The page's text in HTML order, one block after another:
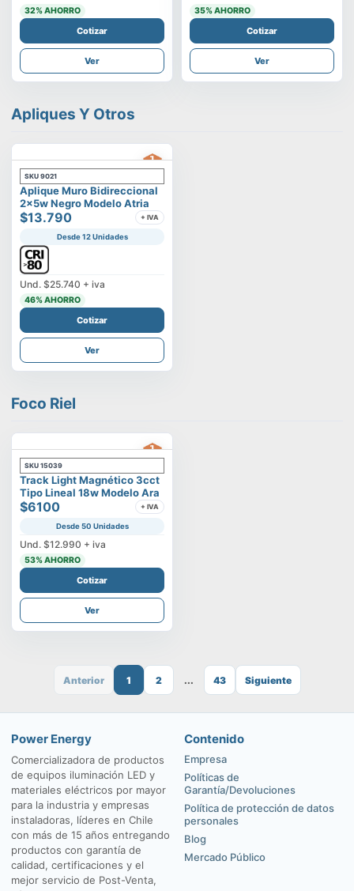
32% AHORRO
Cotizar
Ver
35% AHORRO
Cotizar
Ver
Apliques Y Otros
SKU 9021
Aplique Muro Bidireccional
2x5w Negro Modelo Atria
$13.790 + IVA
Desde 12 Unidades
Und. $25.740 + iva
46% AHORRO
Cotizar
Ver
Foco Riel
SKU 15039
Track Light Magnético 3cct
Tipo Lineal 18w Modelo Ara
$6100 + IVA
Desde 50 Unidades
Und. $12.990 + iva
53% AHORRO
Cotizar
Ver
Anterior 1 2 ... 43 Siguiente
Power Energy
Comercializadora de productos
de equipos iluminación LED y
materiales eléctricos por mayor
para la industria y empresas
instaladoras, líderes en Chile
con más de 15 años entregando
productos con garantía de
calidad, certificaciones y el
mejor servicio de Post-Venta,
Contenido
Empresa
Políticas de
Garantía/Devoluciones
Política de protección de datos
personales
Blog
Mercado Público